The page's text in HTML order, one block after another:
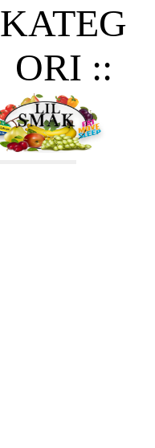
KATEG
ORI ::